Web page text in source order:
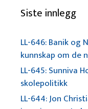
Siste innlegg
LL-646: Banik og
kunnskap om de
LL-645: Sunniva
skolepolitikk
LL-644: Jon